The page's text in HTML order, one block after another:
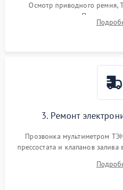
Осмотр приводного ремня,
амортизаторов. Проверка
крестовины на износ, а
3. Ремонт
Прозвонка мультиметром
прессостата и клапанов
Восстановление